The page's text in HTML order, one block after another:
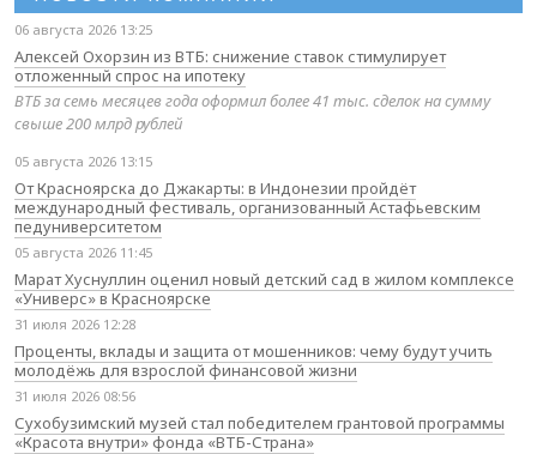
06 августа 2026 13:25
Алексей Охорзин из ВТБ: снижение ставок стимулирует
отложенный спрос на ипотеку
ВТБ за семь месяцев года оформил более 41 тыс. сделок на сумму
свыше 200 млрд рублей
05 августа 2026 13:15
От Красноярска до Джакарты: в Индонезии пройдёт
международный фестиваль, организованный Астафьевским
педуниверситетом
05 августа 2026 11:45
Марат Хуснуллин оценил новый детский сад в жилом комплексе
«Универс» в Красноярске
31 июля 2026 12:28
Проценты, вклады и защита от мошенников: чему будут учить
молодёжь для взрослой финансовой жизни
31 июля 2026 08:56
Сухобузимский музей стал победителем грантовой программы
«Красота внутри» фонда «ВТБ-Страна»